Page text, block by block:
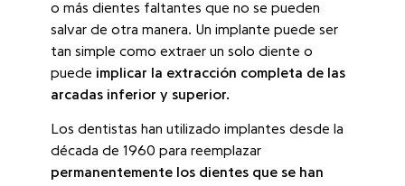
o más dientes faltantes que no se pueden
salvar de otra manera. Un implante puede ser
tan simple como extraer un solo diente o
puede implicar la extracción completa de las
arcadas inferior y superior.
Los dentistas han utilizado implantes desde la
década de 1960 para reemplazar
permanentemente los dientes que se han